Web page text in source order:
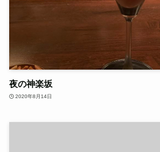
夜の神楽坂
2020年8月14日